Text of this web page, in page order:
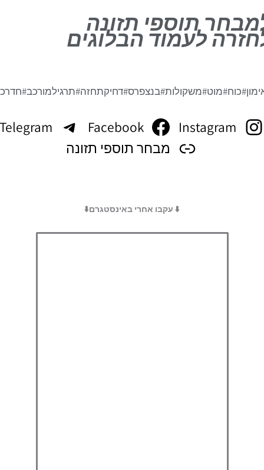
תוספי תזונה
לעמוד הבלוגים
#כוח#מוט#משקולות#בנצפרס#דחיקתחזה#תרגילמורכב
Instagram
Facebook
Telegram
מבחר תוספי תזונה
⬇️ עקבו אחרי באינסטגרם⬇️